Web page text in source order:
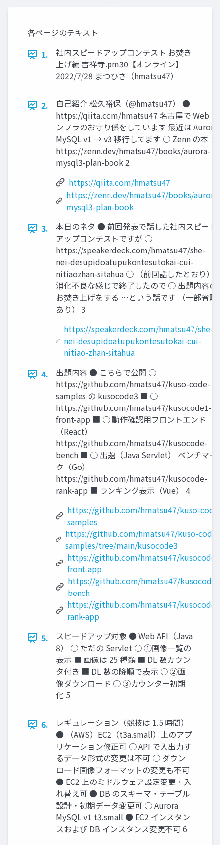
各ページのテキスト
1.
社内スピードアップコンテスト お焚き
上げ編 吉祥寺.pm30【オンライン】
2022/7/28 まつひさ（hmatsu47）
2.
自己紹介 松久裕保（@hmatsu47） ●
https://qiita.com/hmatsu47 名古屋で Web イ
ンフラのお守り係をしています 最近は Aurora
MySQL v1 → v3 移行してます ○ Zenn の本：
https://zenn.dev/hmatsu47/books/aurora-
mysql3-plan-book 2
https://qiita.com/hmatsu47
https://zenn.dev/hmatsu47/books/aurora-
mysql3-plan-book
3.
本日のネタ ● 前回発表で話した社内スピード
アップコンテストですが ○
https://speakerdeck.com/hmatsu47/she-
nei-desupidoatupukontesutokai-cui-
nitiaozhan-sitahua ○ （前回話したとおり）
消化不良な感じで終了したので ○ 出題内容の
お焚き上げをする …という話です （一部省略
あり） 3
https://speakerdeck.com/hmatsu47/she-
nei-desupidoatupukontesutokai-cui-
nitiao-zhan-sitahua
4.
出題内容 ● こちらで公開 ○
https://github.com/hmatsu47/kuso-code-
samples の kusocode3 ■ ○
https://github.com/hmatsu47/kusocode1-
front-app ■ ○ 動作確認用フロントエンド
（React）
https://github.com/hmatsu47/kusocode-
bench ■ ○ 出題（Java Servlet） ベンチマー
ク（Go）
https://github.com/hmatsu47/kusocode-
rank-app ■ ランキング表示（Vue） 4
https://github.com/hmatsu47/kuso-
samples
https://github.com/hmatsu47/kuso-code-
samples/tree/main/kusocode3
https://github.com/hmatsu47/
front-app
https://github.com/hmatsu47/kusocode-
bench
https://github.com/hmatsu47/kusocode-
rank-app
5.
スピードアップ対象 ● Web API（Java
8） ○ ただの Servlet ○ ①画像一覧の
表示 ■ 画像は 25 種類 ■ DL 数カウン
タ付き ■ DL 数の降順で表示 ○ ②画
像ダウンロード ○ ③カウンター初期
化 5
6.
レギュレーション（競技は 1.5 時間）
● （AWS）EC2（t3a.small）上のアプ
リケーション修正可 ○ API で入出力す
るデータ形式の変更は不可 ○ ダウン
ロード画像フォーマットの変更も不可
● EC2 上のミドルウェア設定変更・入
れ替え可 ● DB のスキーマ・テーブル
設計・初期データ変更可 ○ Aurora
MySQL v1 t3.small ● EC2 インスタン
スおよび DB インスタンス変更不可 6